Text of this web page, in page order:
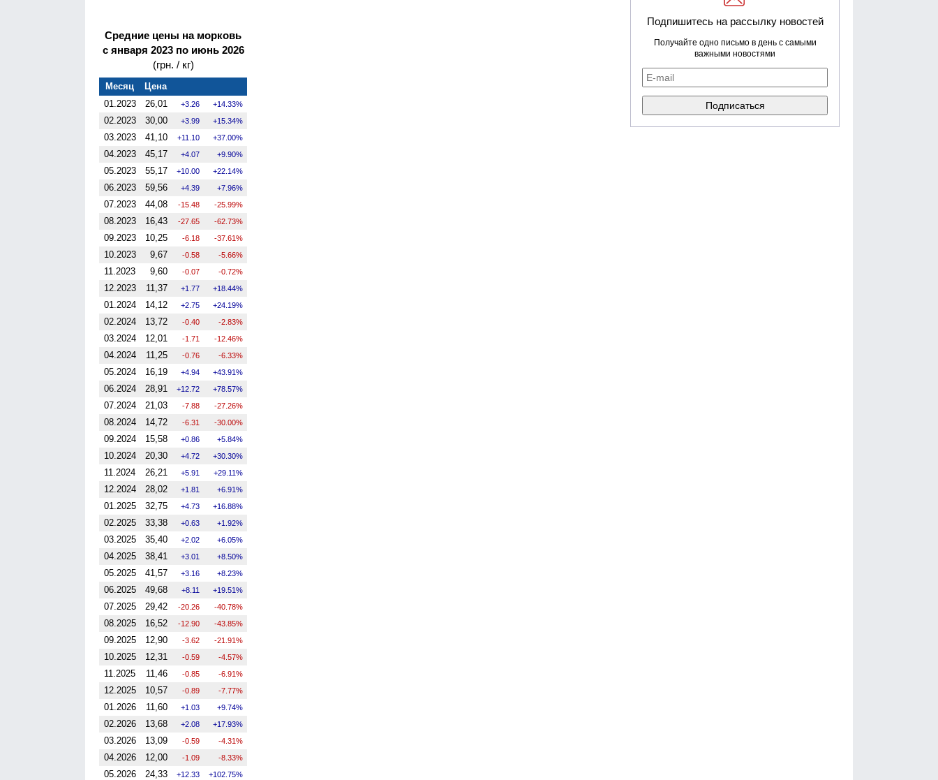
Средние цены на морковь
с января 2023 по июнь 2026
(грн. / кг)
Месяц
Цена
01.2023
26,01 3.26 14.33%
02.2023 30,00 3.99 15.34%
03.2023 41,10 11.10 37.00%
04.2023 45,17 4.07 9.90%
05.2023 55,17 10.00 22.14%
06.2023 59,56 4.39 7.96%
07.2023 44,08 -15.48 -25.99%
08.2023 16,43 -27.65 -62.73%
09.2023 10,25 -6.18 -37.61%
10.2023 9,67 -0.58 -5.66%
11.2023 9,60 -0.07 -0.72%
12.2023 11,37 1.77 18.44%
01.2024 14,12 2.75 24.19%
02.2024 13,72 -0.40 -2.83%
03.2024 12,01 -1.71 -12.46%
04.2024 11,25 -0.76 -6.33%
05.2024 16,19 4.94 43.91%
06.2024 28,91 12.72 78.57%
07.2024 21,03 -7.88 -27.26%
08.2024 14,72 -6.31 -30.00%
09.2024 15,58 0.86 5.84%
10.2024 20,30 4.72 30.30%
11.2024 26,21 5.91 29.11%
12.2024 28,02 1.81 6.91%
01.2025 32,75 4.73 16.88%
02.2025 33,38 0.63 1.92%
03.2025 35,40 2.02 6.05%
04.2025 38,41 3.01 8.50%
05.2025 41,57 3.16 8.23%
06.2025 49,68 8.11 19.51%
07.2025 29,42 -20.26 -40.78%
08.2025 16,52 -12.90 -43.85%
09.2025 12,90 -3.62 -21.91%
10.2025 12,31 -0.59 -4.57%
11.2025 11,46 -0.85 -6.91%
12.2025 10,57 -0.89 -7.77%
01.2026 11,60 1.03 9.74%
02.2026 13,68 2.08 17.93%
03.2026 13,09 -0.59 -4.31%
04.2026 12,00 -1.09 -8.33%
05.2026 24,33 12.33 102.75%
Подпишитесь на рассылку новостей
Получайте одно письмо в день с самыми
важными новостями